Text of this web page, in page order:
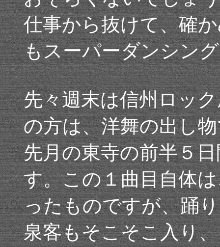
仕事から抜けて、確
もスーパーダンシン
先々週末は信州ロッ
の方は、洋舞の出し
先月の東寺の前半５
す。この１曲目自体
ったものですが、踊
泉客もそこそこ入り